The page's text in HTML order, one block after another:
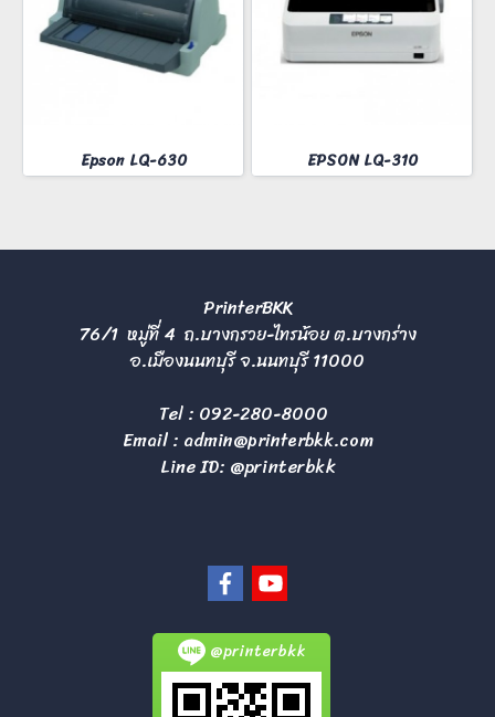
Epson LQ-630 EPSON LQ-310
PrinterBKK
76/1 หมู่ที่ 4 ถ.บางกรวย-ไทรน้อย ต.บางกร่าง
อ.เมืองนนทบุรี จ.นนทบุรี 11000
Tel : 092-280-8000
Email : admin@printerbkk.com
Line ID: @printerbkk
@printerbkk